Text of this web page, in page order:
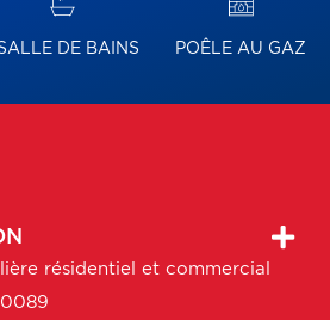
DE BAINS POÊLE AU GAZ
résidentiel et commercial
0089